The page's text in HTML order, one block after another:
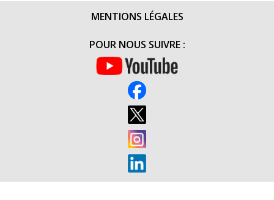
MENTIONS LÉGALES
POUR NOUS SUIVRE :